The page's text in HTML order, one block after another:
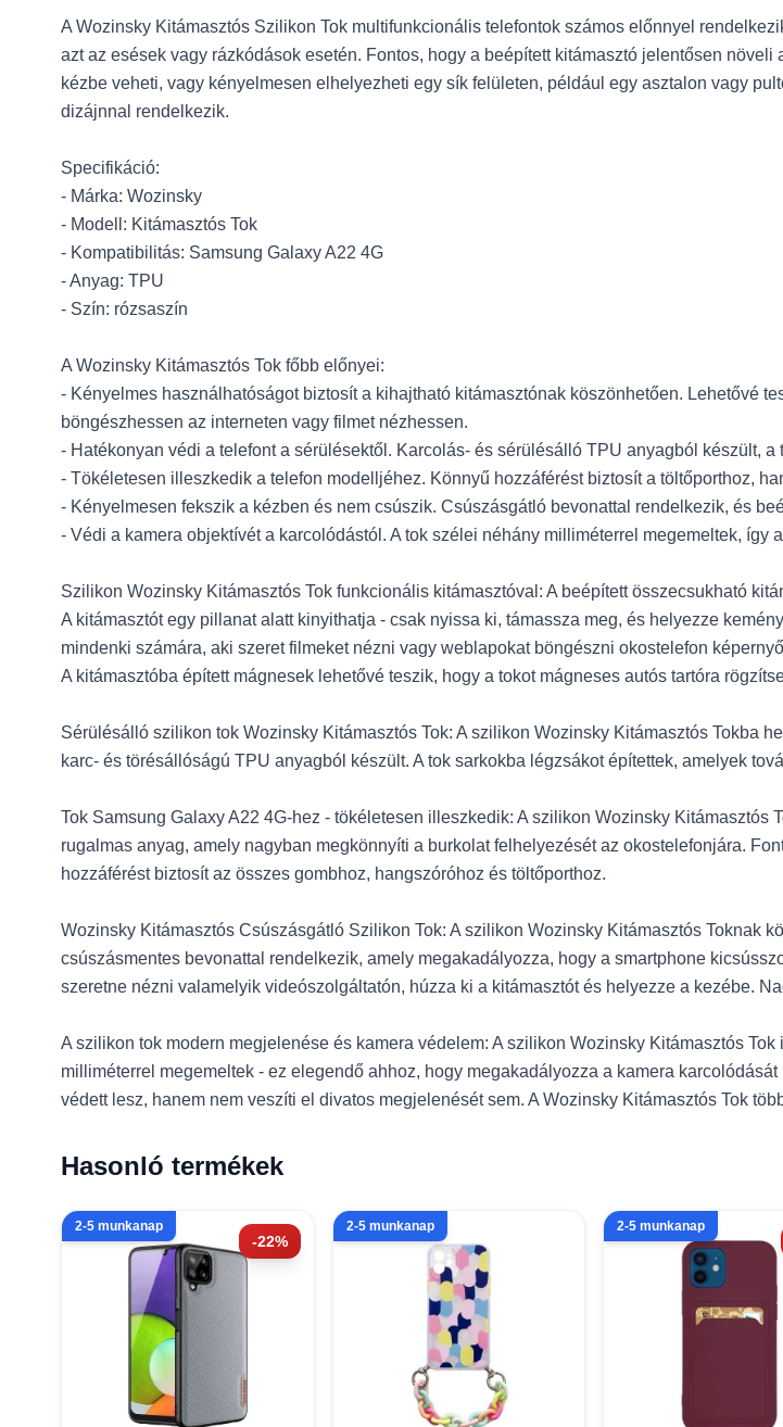
A Wozinsky Kitámasztós Szilikon Tok multifunkcionális telefontok számos előnnyel
azt az esések vagy rázkódások esetén. Fontos, hogy a beépített kitámasztó jelentősen
kézbe veheti, vagy kényelmesen elhelyezheti egy sík felületen, például egy asztalon vagy
dizájnnal rendelkezik.
Specifikáció:
- Márka: Wozinsky
- Modell: Kitámasztós Tok
- Kompatibilitás: Samsung Galaxy A22 4G
- Anyag: TPU
- Szín: rózsaszín
A Wozinsky Kitámasztós Tok főbb előnyei:
- Kényelmes használhatóságot biztosít a kihajtható kitámasztónak köszönhetően. Lehetővé
böngészhessen az interneten vagy filmet nézhessen.
- Hatékonyan védi a telefont a sérülésektől. Karcolás- és sérülésálló TPU anyagból készült,
- Tökéletesen illeszkedik a telefon modelljéhez. Könnyű hozzáférést biztosít a töltőporthoz,
- Kényelmesen fekszik a kézben és nem csúszik. Csúszásgátló bevonattal rendelkezik, és
- Védi a kamera objektívét a karcolódástól. A tok szélei néhány milliméterrel megemeltek, így
Szilikon Wozinsky Kitámasztós Tok funkcionális kitámasztóval: A beépített összecsukható
A kitámasztót egy pillanat alatt kinyithatja - csak nyissa ki, támassza meg, és helyezze
mindenki számára, aki szeret filmeket nézni vagy weblapokat böngészni okostelefon
A kitámasztóba épített mágnesek lehetővé teszik, hogy a tokot mágneses autós tartóra
Sérülésálló szilikon tok Wozinsky Kitámasztós Tok: A szilikon Wozinsky Kitámasztós Tokba
karc- és törésállóságú TPU anyagból készült. A tok sarkokba légzsákot építettek, amelyek
Tok Samsung Galaxy A22 4G-hez - tökéletesen illeszkedik: A szilikon Wozinsky
rugalmas anyag, amely nagyban megkönnyíti a burkolat felhelyezését az okostelefonjára.
hozzáférést biztosít az összes gombhoz, hangszóróhoz és töltőporthoz.
Wozinsky Kitámasztós Csúszásgátló Szilikon Tok: A szilikon Wozinsky Kitámasztós Toknak
csúszásmentes bevonattal rendelkezik, amely megakadályozza, hogy a smartphone
szeretne nézni valamelyik videószolgáltatón, húzza ki a kitámasztót és helyezze a kezébe.
A szilikon tok modern megjelenése és kamera védelem: A szilikon Wozinsky Kitámasztós
milliméterrel megemeltek - ez elegendő ahhoz, hogy megakadályozza a kamera
védett lesz, hanem nem veszíti el divatos megjelenését sem. A Wozinsky Kitámasztós Tok
Hasonló termékek
-22%
2-5 munkanap 2-5 munkanap 2-5 munkanap